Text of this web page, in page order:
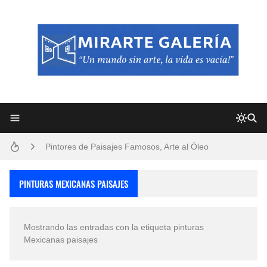
Pintores de Paisajes Famosos, Arte al Óleo
PINTURAS MEXICANAS PAISAJES
Mostrando las entradas con la etiqueta pinturas
Mexicanas paisajes